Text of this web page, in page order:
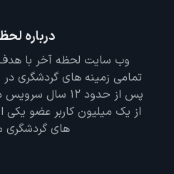
درباره
وب سایت لحظه آخر با هدف
پس از حدود 12
از یک میلیون کاربر عضو یکی
های گردشگری